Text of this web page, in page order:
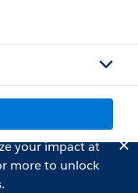
your impact at
more to unlock